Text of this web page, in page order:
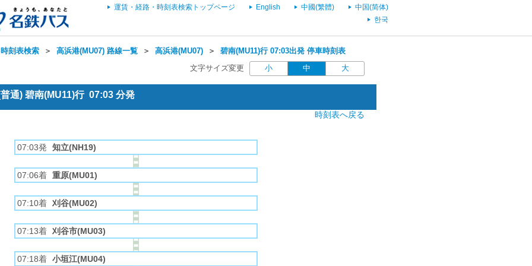
運賃・経路・時刻表検索トップページ English 中國(繁體)
中国(简体)
한국
刻表検索 ＞ 高浜港(MU07) 路線一覧 ＞ 高浜港(MU07) ＞ 碧南(MU11)行 07:03出発 停車時刻表
文字サイズ変更 小 中 大
通) 碧南(MU11)行 07:03 分発
時刻表へ戻る
07:03発 知立(NH19)
07:06着 重原(MU01)
07:10着 刈谷(MU02)
07:13着 刈谷市(MU03)
07:18着 小垣江(MU04)